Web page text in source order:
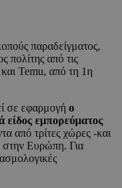
παραδείγματος,
πολίτης από τις
Temu, από τη 1η
σε εφαρμογή ο
εμπορεύματος
από τρίτες χώρες -και
στην Ευρώπη. Για